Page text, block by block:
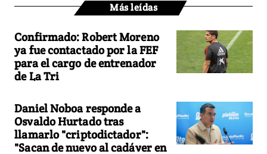
Más leídas
Confirmado: Robert Moreno
ya fue contactado por la FEF
para el cargo de entrenador
de La Tri
Daniel Noboa responde a
Osvaldo Hurtado tras
llamarlo "criptodictador":
"Sacan de nuevo al cadáver en